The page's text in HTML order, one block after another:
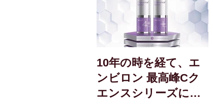
10年の時を経て、エ
ンビロン 最高峰Cク
エンスシリーズに新